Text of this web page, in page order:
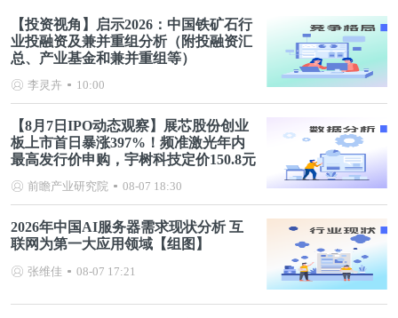
【投资视角】启示2026：中国铁矿石行
业投融资及兼并重组分析（附投融资汇
总、产业基金和兼并重组等）
李灵卉 10:00
【8月7日IPO动态观察】展芯股份创业
板上市首日暴涨397%！频准激光年内
最高发行价申购，宇树科技定价150.8元
前瞻产业研究院 08-07 18:30
2026年中国AI服务器需求现状分析 互
联网为第一大应用领域【组图】
张维佳 08-07 17:21